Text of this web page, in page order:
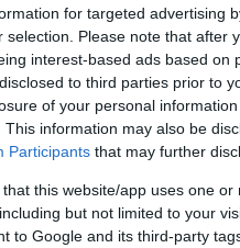
for targeted advertising
selection. Please note that after
interest-based ads based
to third parties prior to
of your personal
This information may also be
Participants that may further
that this website/app uses one
but not limited to your
to Google and its third-party
in difficoltà
situazioni di
è nato il